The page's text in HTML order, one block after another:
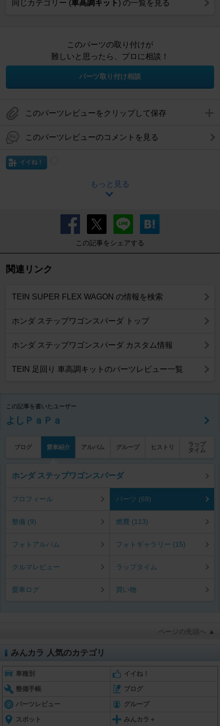
同じカテゴリー (車高調キット ) の一覧を見る
このパーツの取り付けが
難しいと思ったら、プロに相談！
パーツ取り付け相談
このパーツレビューをクリップして保存
このパーツレビューのコメントを見る
イイね！
もっと見る
この記事をシェアする
関連リンク
TEIN SUPER FLEX WAGON の情報を検索
ホンダ ステップワゴンスパーダ トップ
ホンダ ステップワゴンスパーダ カスタム情報
TEIN 足回り 車高調キットのパーツレビュー一覧
この記事を書いたユーザー
よしＰａＰａ
ブログ 愛車紹介 アルバム グループ ヒストリ
ラップ
タイム
ホンダ ステップワゴンスパーダ
プロフィール パーツ (69)
整備 (9) 燃費 (113)
フォトアルバム フォトギャラリー (15)
クルマレビュー ラップタイム
愛車ログ 買い物
ページの先頭へ ▲
みんカラ 人気のカテゴリ
車種別 イイね！
整備手帳 ブログ
パーツレビュー グループ
スポット みんカラ＋